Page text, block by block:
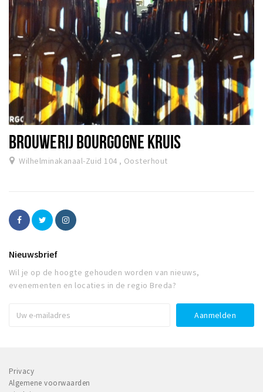
BROUWERIJ BOURGOGNE KRUIS
Wilhelminakanaal-Zuid 104 , Oosterhout
Nieuwsbrief
Wil je op de hoogte gehouden worden van nieuws,
evenementen en locaties in de regio Breda?
Privacy
Algemene voorwaarden